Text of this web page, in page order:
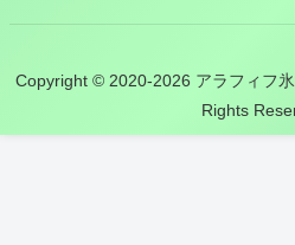
Copyright © 2020-2026 アラフィフ
Rights